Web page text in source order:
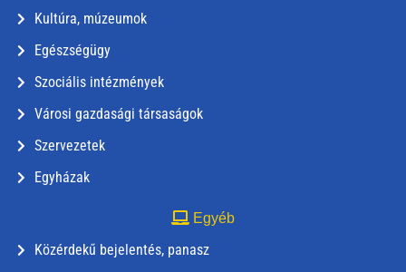
Kultúra, múzeumok
Egészségügy
Szociális intézmények
Városi gazdasági társaságok
Szervezetek
Egyházak
Egyéb
Közérdekű bejelentés, panasz